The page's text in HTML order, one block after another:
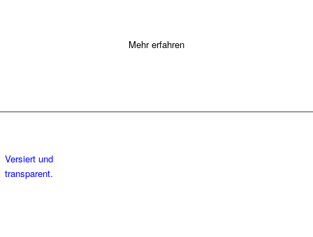
Mehr erfahren
Versiert und
transparent.